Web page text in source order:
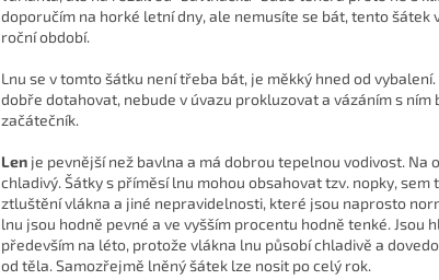
doporučím na horké letní dny, ale nemusíte se bát, tento šátek
roční období.
Lnu se v tomto šátku není třeba bát, je měkký hned od
dobře dotahovat, nebude v úvazu prokluzovat a vázáním s ním
začátečník.
Len je pevnější než bavlna a má dobrou tepelnou vodivost. Na
chladivý. Šátky s příměsí lnu mohou obsahovat tzv. nopky, sem
ztluštění vlákna a jiné nepravidelnosti, které jsou naprosto
lnu jsou hodně pevné a ve vyšším procentu hodně tenké. Jsou
především na léto, protože vlákna lnu působí chladivě a
od těla. Samozřejmě lněný šátek lze nosit po celý rok.